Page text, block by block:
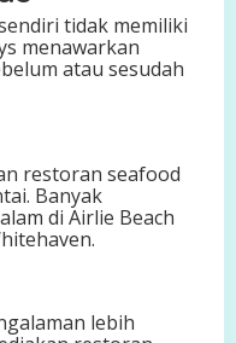
tidak memiliki
menawarkan
atau sesudah
restoran seafood
Banyak
di Airlie Beach
lebih